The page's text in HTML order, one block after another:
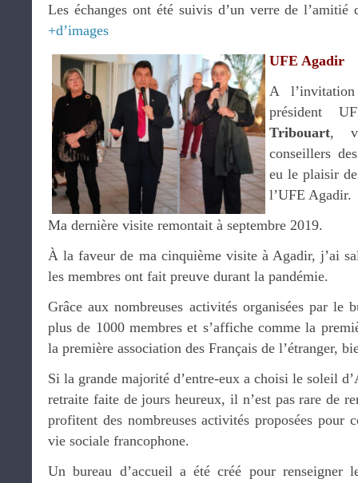
Les échanges ont été suivis d’un verre de l’amitié
+d’images
UFE Agadir
A
président
Tribouart,
conseillers
eu le plaisir
l’UFE Agadir.
Ma dernière visite remontait à septembre 2019.
À la faveur de ma cinquième visite à Agadir, j’ai
les membres ont fait preuve durant la pandémie.
Grâce aux nombreuses activités organisées par le
plus de 1000 membres et s’affiche comme la
la première association des Français de l’étranger,
Si la grande majorité d’entre-eux a choisi le soleil
retraite faite de jours heureux, il n’est pas rare de
profitent des nombreuses activités proposées pour
vie sociale francophone.
Un bureau d’accueil a été créé pour renseigner